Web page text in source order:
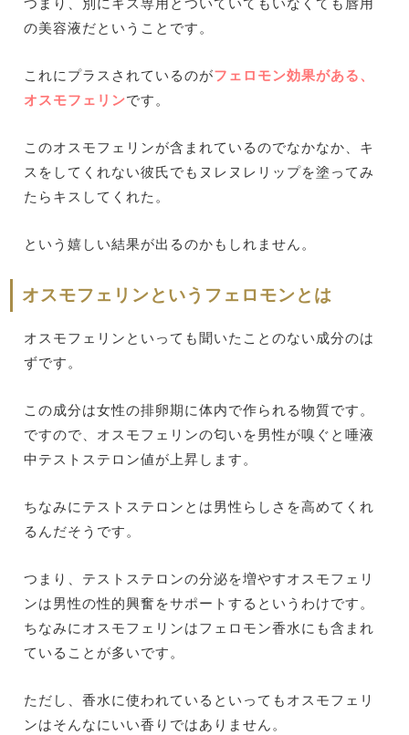
の美容液だということです。
これにプラスされているのがフェロモン効果がある、
オスモフェリンです。
このオスモフェリンが含まれているのでなかなか、キ
スをしてくれない彼氏でもヌレヌレリップを塗ってみ
たらキスしてくれた。
という嬉しい結果が出るのかもしれません。
オスモフェリンというフェロモンとは
オスモフェリンといっても聞いたことのない成分のは
ずです。
この成分は女性の排卵期に体内で作られる物質です。
ですので、オスモフェリンの匂いを男性が嗅ぐと唾液
中テストステロン値が上昇します。
ちなみにテストステロンとは男性らしさを高めてくれ
るんだそうです。
つまり、テストステロンの分泌を増やすオスモフェリ
ンは男性の性的興奮をサポートするというわけです。
ちなみにオスモフェリンはフェロモン香水にも含まれ
ていることが多いです。
ただし、香水に使われているといってもオスモフェリ
ンはそんなにいい香りではありません。